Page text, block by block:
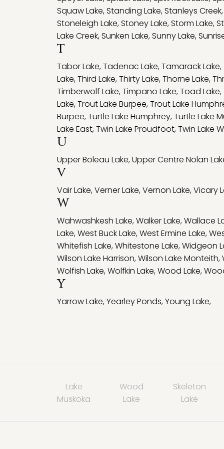
Squaw Lake,Standing Lake,Stanleys Creek
Stoneleigh Lake,Stoney Lake,Storm Lake,
Lake Creek,Sunken Lake,Sunny Lake,
T
Tabor Lake,Tadenac Lake,Tamarack Lake,
Lake,Third Lake,Thirty Lake,Thorne Lake,
Timberwolf Lake,Timpano Lake,Toad Lake,
Lake,Trout Lake Burpee,Trout Lake
Burpee,Turtle Lake Humphrey,Turtle Lake
Lake East,Twin Lake Proudfoot,Twin Lake
U
Upper Boleau Lake,Upper Centre Nolan
V
Vair Lake,Verner Lake,Vernon Lake,Vicary
W
Wahwashkesh Lake,Walker Lake,Wallace
Lake,West Buck Lake,West Ermine Lake,
Whitefish Lake,Whitestone Lake,Widgeon
Wilson Lake Harrison,Wilson Lake Monteith,
Wolfish Lake,Wolfkin Lake,Wood Lake,
Y
Yarrow Lake,Yearley Ponds,Young Lake,
Lake
Muskoka
Wood
Lake
Skeleton
Lake